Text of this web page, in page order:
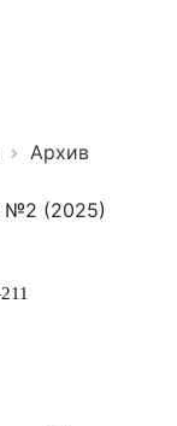
Архив
№2 (2025)